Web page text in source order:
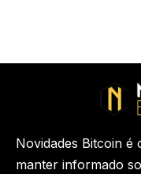
Novidades Bitcoin é
manter informado